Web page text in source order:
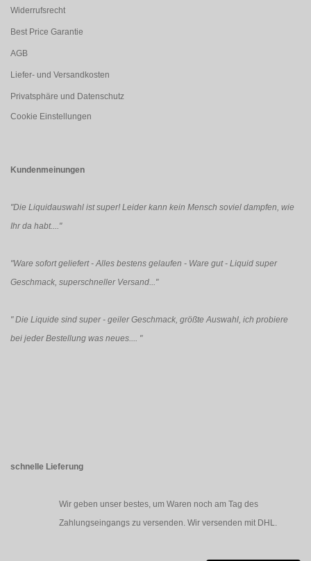
Widerrufsrecht
Best Price Garantie
AGB
Liefer- und Versandkosten
Privatsphäre und Datenschutz
Cookie Einstellungen
Kundenmeinungen
"Die Liquidauswahl ist super! Leider kann kein Mensch soviel dampfen, wie
Ihr da habt...."
"Ware sofort geliefert - Alles bestens gelaufen - Ware gut - Liquid super
Geschmack, superschneller Versand..."
"Die Liquide sind super - geiler Geschmack, größte Auswahl, ich probiere
bei jeder Bestellung was neues.... "
schnelle Lieferung
Wir geben unser bestes, um Waren noch am Tag des
Zahlungseingangs zu versenden. Wir versenden mit DHL.